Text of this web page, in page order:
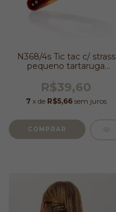
N368/4s Tic tac c/ strass
pequeno tartaruga
R$39,60
7 x de R$5,66 sem juros